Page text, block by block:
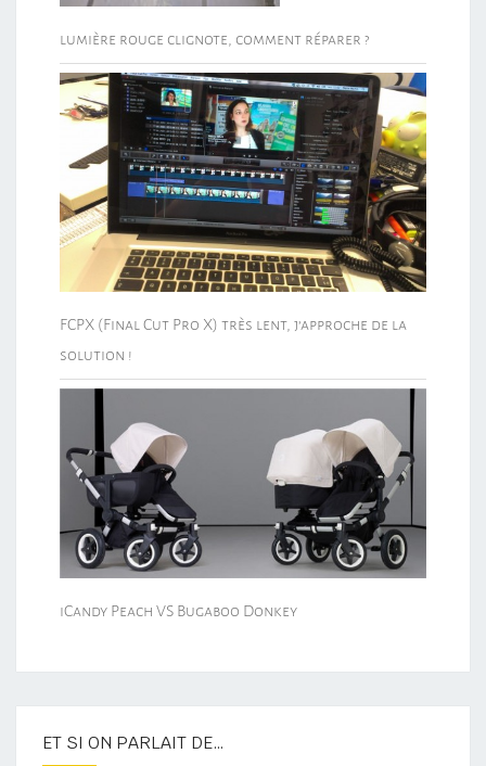
lumière rouge clignote, comment réparer ?
FCPX (Final Cut Pro X) très lent, j’approche de la
solution !
iCandy Peach VS Bugaboo Donkey
ET SI ON PARLAIT DE…